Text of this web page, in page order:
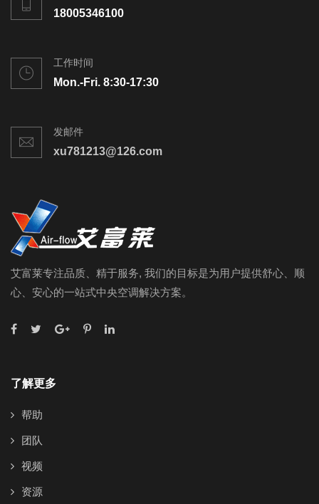
18005346100
工作时间
Mon.-Fri. 8:30-17:30
发邮件
xu781213@126.com
艾富莱专注品质、精于服务, 我们的目标是为用户提供舒心、顺
心、安心的一站式中央空调解决方案。
了解更多
帮助
团队
视频
资源